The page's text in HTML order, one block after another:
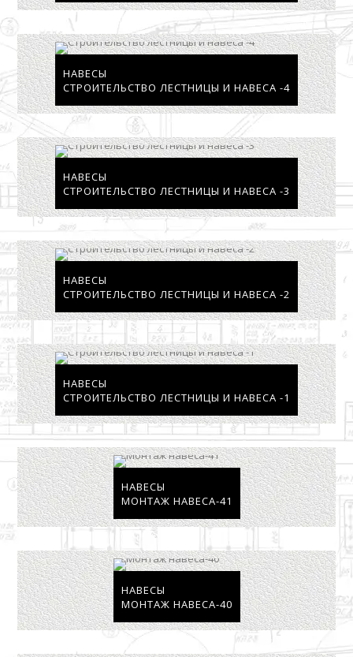
НАВЕСЫ
СТРОИТЕЛЬСТВО ЛЕСТНИЦЫ И НАВЕСА -4
НАВЕСЫ
СТРОИТЕЛЬСТВО ЛЕСТНИЦЫ И НАВЕСА -3
НАВЕСЫ
СТРОИТЕЛЬСТВО ЛЕСТНИЦЫ И НАВЕСА -2
НАВЕСЫ
СТРОИТЕЛЬСТВО ЛЕСТНИЦЫ И НАВЕСА -1
НАВЕСЫ
МОНТАЖ НАВЕСА-41
НАВЕСЫ
МОНТАЖ НАВЕСА-40